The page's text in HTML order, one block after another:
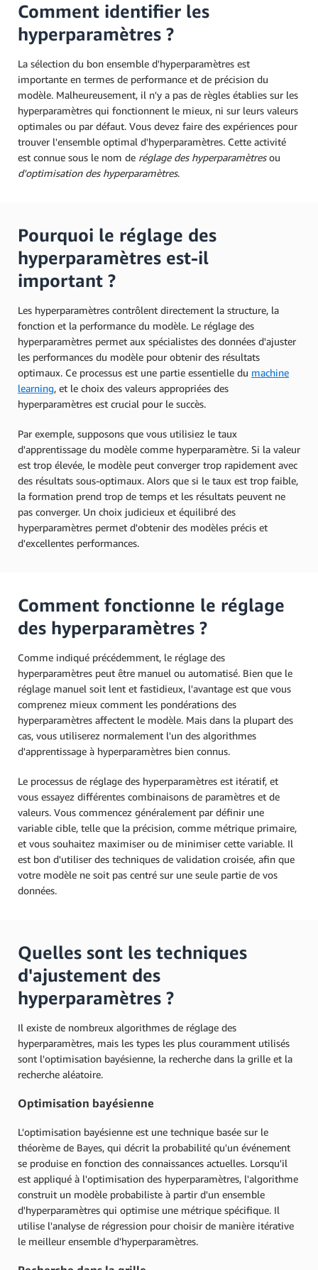
Comment identifier les
hyperparamètres ?
La sélection du bon ensemble d'hyperparamètres est
importante en termes de performance et de précision du
modèle. Malheureusement, il n'y a pas de règles établies sur les
hyperparamètres qui fonctionnent le mieux, ni sur leurs valeurs
optimales ou par défaut. Vous devez faire des expériences pour
trouver l'ensemble optimal d'hyperparamètres. Cette activité
est connue sous le nom de réglage des hyperparamètresou
d'optimisation des hyperparamètres.
Pourquoi le réglage des
hyperparamètres est-il
important ?
Les hyperparamètres contrôlent directement la structure, la
fonction et la performance du modèle. Le réglage des
hyperparamètres permet aux spécialistes des données d'ajuster
les performances du modèle pour obtenir des résultats
optimaux. Ce processus est une partie essentielle du machine
learning, et le choix des valeurs appropriées des
hyperparamètres est crucial pour le succès.
Par exemple, supposons que vous utilisiez le taux
d'apprentissage du modèle comme hyperparamètre. Si la valeur
est trop élevée, le modèle peut converger trop rapidement avec
des résultats sous-optimaux. Alors que si le taux est trop faible,
la formation prend trop de temps et les résultats peuvent ne
pas converger. Un choix judicieux et équilibré des
hyperparamètres permet d'obtenir des modèles précis et
d'excellentes performances.
Comment fonctionne le réglage
des hyperparamètres ?
Comme indiqué précédemment, le réglage des
hyperparamètres peut être manuel ou automatisé. Bien que le
réglage manuel soit lent et fastidieux, l'avantage est que vous
comprenez mieux comment les pondérations des
hyperparamètres affectent le modèle. Mais dans la plupart des
cas, vous utiliserez normalement l'un des algorithmes
d'apprentissage à hyperparamètres bien connus.
Le processus de réglage des hyperparamètres est itératif, et
vous essayez différentes combinaisons de paramètres et de
valeurs. Vous commencez généralement par définir une
variable cible, telle que la précision, comme métrique primaire,
et vous souhaitez maximiser ou de minimiser cette variable. Il
est bon d'utiliser des techniques de validation croisée, afin que
votre modèle ne soit pas centré sur une seule partie de vos
données.
Quelles sont les techniques
d'ajustement des
hyperparamètres ?
Il existe de nombreux algorithmes de réglage des
hyperparamètres, mais les types les plus couramment utilisés
sont l'optimisation bayésienne, la recherche dans la grille et la
recherche aléatoire.
Optimisation bayésienne
L'optimisation bayésienne est une technique basée sur le
théorème de Bayes, qui décrit la probabilité qu'un événement
se produise en fonction des connaissances actuelles. Lorsqu'il
est appliqué à l'optimisation des hyperparamètres, l'algorithme
construit un modèle probabiliste à partir d'un ensemble
d'hyperparamètres qui optimise une métrique spécifique. Il
utilise l'analyse de régression pour choisir de manière itérative
le meilleur ensemble d'hyperparamètres.